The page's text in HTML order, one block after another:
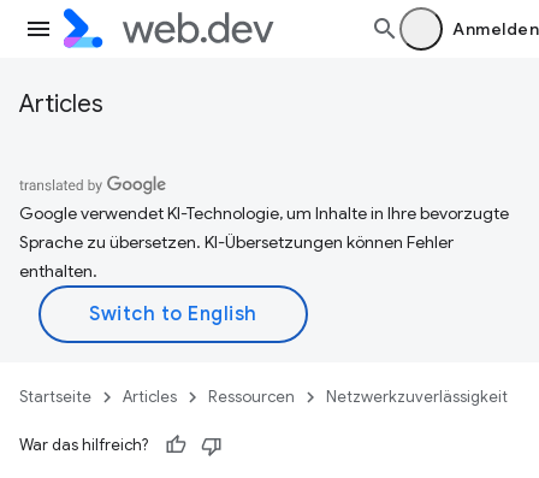
Anmelden
Articles
Google verwendet KI-Technologie, um Inhalte in Ihre bevorzugte
Sprache zu übersetzen. KI-Übersetzungen können Fehler
enthalten.
Startseite Articles Ressourcen Netzwerkzuverlässigkeit
War das hilfreich?